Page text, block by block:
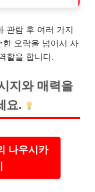
관람 후 여러 가지
오락을 넘어서 사
할을 합니다.
지와 매력을
요.
나우시카